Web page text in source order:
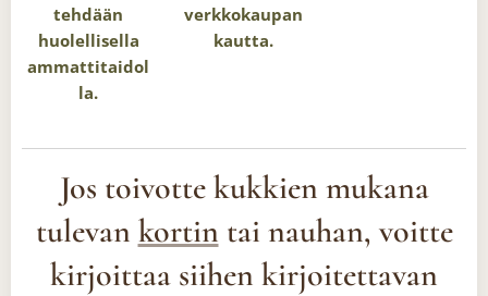
tehdään
huolellisella
ammattitaidol
la.
verkkokaupan
kautta.
Jos toivotte kukkien mukana
tulevan kortin tai nauhan, voitte
kirjoittaa siihen kirjoitettavan